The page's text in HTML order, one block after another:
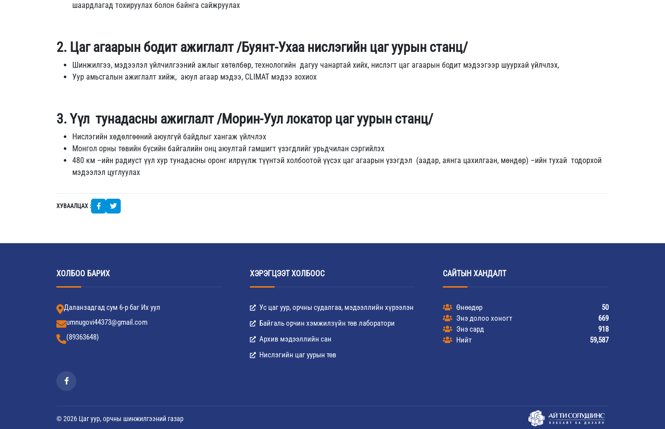
шаардлагад тохируулах болон байнга сайжруулах
2. Цаг агаарын бодит ажиглалт /Буянт-Ухаа нислэгийн цаг уурын станц/
Шинжилгээ, мэдээлэл үйлчилгээний ажлыг хөтөлбөр, технологийн дагуу чанартай хийх, нислэгт цаг агаарын бодит мэдээгээр шуурхай үйлчлэх,
Уур амьсгалын ажиглалт хийж, аюул агаар мэдээ, CLIMAT мэдээ зохиох
3. Үүл тунадасны ажиглалт /Морин-Уул локатор цаг уурын станц/
Нислэгийн хөдөлгөөний аюулгүй байдлыг хангаж үйлчлэх
Монгол орны төвийн бүсийн байгалийн онц аюултай гамшигт үзэгдлийг урьдчилан сэргийлэх
480 км –ийн радиуст үүл хур тунадасны оронг илрүүлж түүнтэй холбоотой үүсэх цаг агаарын үзэгдэл (аадар, аянга цахилгаан, мөндөр) –ийн тухай тодорхой
мэдээлэл цуглуулах
ХУВААЛЦАХ :
ХОЛБОО БАРИХ
Даланзадгад сум 6-р баг Их уул
umnugovi44373@gmail.com
(89363648)
ХЭРЭГЦЭЭТ ХОЛБООС
Ус цаг уур, орчны судалгаа, мэдээллийн хүрээлэн
Байгаль орчин хэмжилзүйн төв лаборатори
Архив мэдээллийн сан
Нислэгийн цаг уурын төв
САЙТЫН ХАНДАЛТ
Өнөөдөр
50
Энэ долоо хоногт
669
Энэ сард
918
Нийт
59,587
© 2026 Цаг уур, орчны шинжилгээний газар